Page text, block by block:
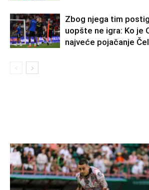
Zbog njega tim
uopšte ne igra: Ko je
najveće pojačanje